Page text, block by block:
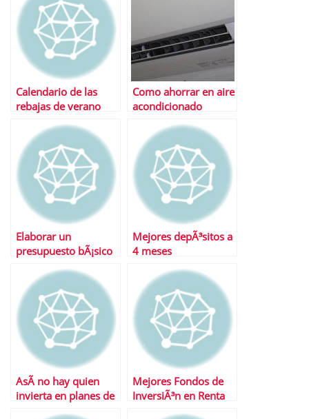
Calendario de las
rebajas de verano
Como ahorrar en aire
acondicionado
Elaborar un
presupuesto bÃ¡sico
Mejores depÃ³sitos a
4 meses
AsÃ­ no hay quien
invierta en planes de
Mejores Fondos de
InversiÃ³n en Renta